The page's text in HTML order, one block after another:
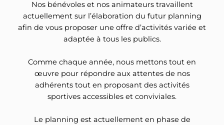
Nos bénévoles et nos animateurs travaillent
actuellement sur l’élaboration du futur planning
afin de vous proposer une offre d’activités variée et
adaptée à tous les publics.
Comme chaque année, nous mettons tout en
œuvre pour répondre aux attentes de nos
adhérents tout en proposant des activités
sportives accessibles et conviviales.
Le planning est actuellement en phase de